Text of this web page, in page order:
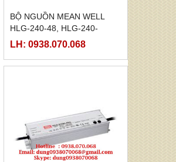
BỘ NGUỒN MEAN WELL
HLG-240-48, HLG-240-
48A,HLG-240-48B,HLG-240-
LH: 0938.070.068